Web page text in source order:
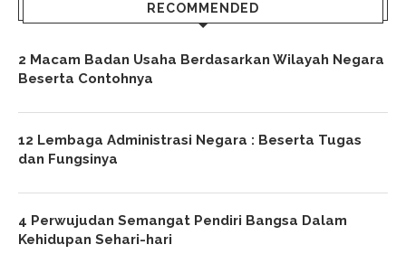
RECOMMENDED
2 Macam Badan Usaha Berdasarkan Wilayah Negara
Beserta Contohnya
12 Lembaga Administrasi Negara : Beserta Tugas
dan Fungsinya
4 Perwujudan Semangat Pendiri Bangsa Dalam
Kehidupan Sehari-hari